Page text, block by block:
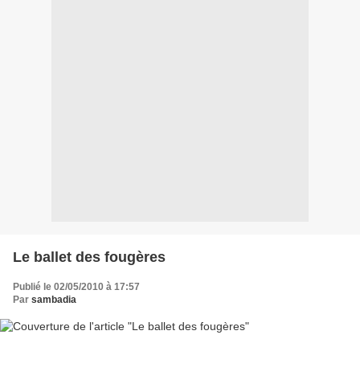
Le ballet des fougères
Publié le 02/05/2010 à 17:57
Par sambadia